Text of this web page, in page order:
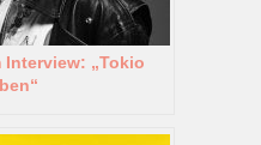
„Tokio